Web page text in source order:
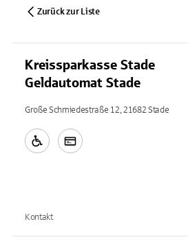
Zurück zur Liste
Kreissparkasse Stade
Geldautomat Stade
Große Schmiedestraße 12, 21682 Stade
Kontakt